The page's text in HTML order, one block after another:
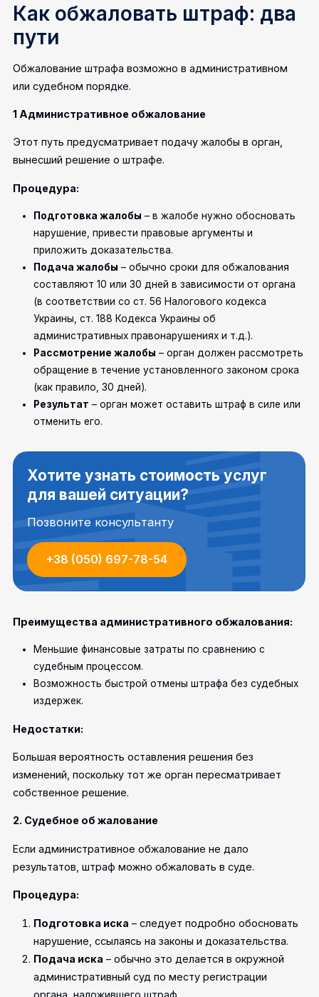
Как обжаловать штраф: два
пути
Обжалование штрафа возможно в административном
или судебном порядке.
1 Административное обжалование
Этот путь предусматривает подачу жалобы в орган,
вынесший решение о штрафе.
Процедура:
Подготовка жалобы – в жалобе нужно обосновать
нарушение, привести правовые аргументы и
приложить доказательства.
Подача жалобы – обычно сроки для обжалования
составляют 10 или 30 дней в зависимости от органа
(в соответствии со ст. 56 Налогового кодекса
Украины, ст. 188 Кодекса Украины об
административных правонарушениях и т.д.).
Рассмотрение жалобы – орган должен рассмотреть
обращение в течение установленного законом срока
(как правило, 30 дней).
Результат – орган может оставить штраф в силе или
отменить его.
Хотите узнать стоимость услуг
для вашей ситуации?
Позвоните консультанту
+38 (050) 697-78-54
Преимущества административного обжалования:
Меньшие финансовые затраты по сравнению с
судебным процессом.
Возможность быстрой отмены штрафа без судебных
издержек.
Недостатки:
Большая вероятность оставления решения без
изменений, поскольку тот же орган пересматривает
собственное решение.
2. Судебное об жалование
Если административное обжалование не дало
результатов, штраф можно обжаловать в суде.
Процедура:
Подготовка иска – следует подробно обосновать
нарушение, ссылаясь на законы и доказательства.
Подача иска – обычно это делается в окружной
административный суд по месту регистрации
органа, наложившего штраф.